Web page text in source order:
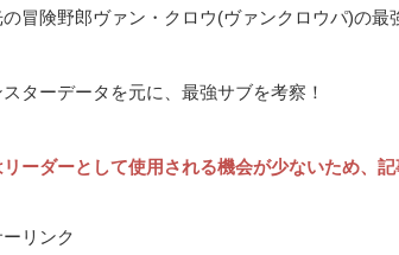
の冒険野郎ヴァン・クロウ(ヴァンクロウパ)の最
ターデータを元に、最強サブを考察！
ーダーとして使用される機会が少ないため、記
リンク